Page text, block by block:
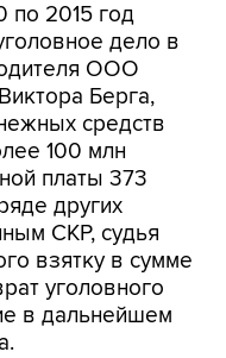
по 2015 год
дело в
ООО
Берга,
средств
100 млн
платы 373
других
СКР, судья
взятку в сумме
уголовного
в дальнейшем